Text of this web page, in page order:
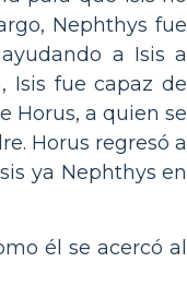
Nephthys fue
a Isis a
Isis fue capaz de
Horus, a quien se
Horus regresó a
ya Nephthys en
él se acercó al